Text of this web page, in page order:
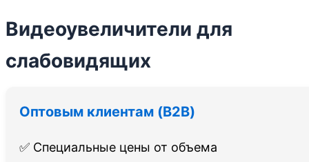
Видеоувеличители для
слабовидящих
Оптовым клиентам (B2B)
✅ Специальные цены от объема